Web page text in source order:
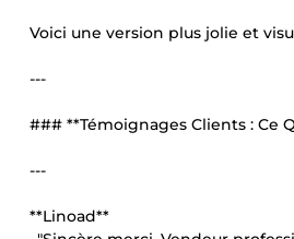
Voici une version plus jolie et
---
### **Témoignages Clients : Ce
---
**Linoad**